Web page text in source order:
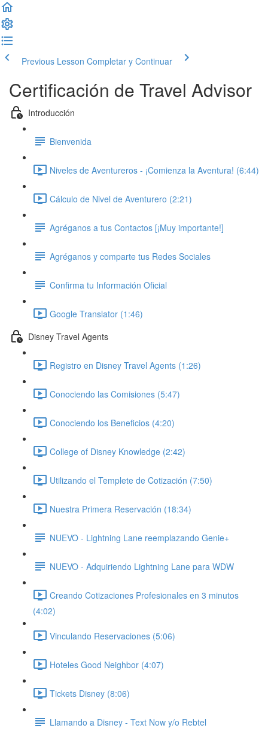
Previous Lesson Completar y Continuar
Certificación de Travel Advisor
Introducción
Bienvenida
Niveles de Aventureros - ¡Comienza la Aventura! (6:44)
Cálculo de Nivel de Aventurero (2:21)
Agréganos a tus Contactos [¡Muy importante!]
Agréganos y comparte tus Redes Sociales
Confirma tu Información Oficial
Google Translator (1:46)
Disney Travel Agents
Registro en Disney Travel Agents (1:26)
Conociendo las Comisiones (5:47)
Conociendo los Beneficios (4:20)
College of Disney Knowledge (2:42)
Utilizando el Templete de Cotización (7:50)
Nuestra Primera Reservación (18:34)
NUEVO - Lightning Lane reemplazando Genie+
NUEVO - Adquiriendo Lightning Lane para WDW
Creando Cotizaciones Profesionales en 3 minutos
(4:02)
Vinculando Reservaciones (5:06)
Hoteles Good Neighbor (4:07)
Tickets Disney (8:06)
Llamando a Disney - Text Now y/o Rebtel